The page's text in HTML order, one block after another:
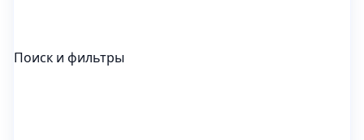
Поиск и фильтры